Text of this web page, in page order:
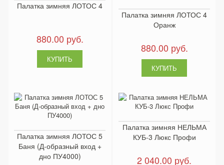
Палатка зимняя ЛОТОС 4
880.00 руб.
Палатка зимняя ЛОТОС 4
Оранж
880.00 руб.
Палатка зимняя ЛОТОС 5
Баня (Д-образный вход +
дно ПУ4000)
Палатка зимняя НЕЛЬМА
КУБ-3 Люкс Профи
2 040.00 руб.